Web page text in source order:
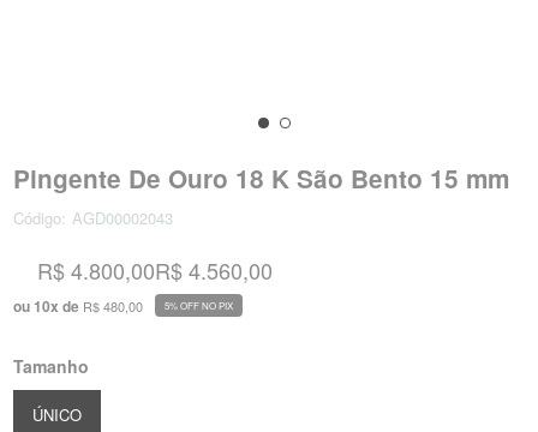
Pingente De Ouro 18 K São Bento 15 mm
Código: AGD00002043
R$ 4.800,00
ou 10x de R$ 480,00
R$ 4.560,00
5% OFF NO PIX
Tamanho
ÚNICO